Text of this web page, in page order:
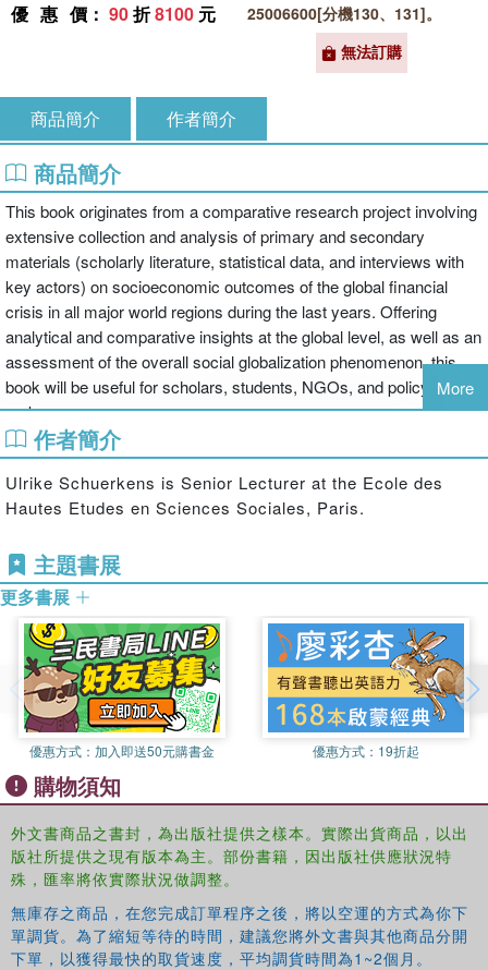
優惠價 ： 90折8100 元
25006600[分機130、131]。
無法訂購
商品簡介 作者簡介
商品簡介
This book originates from a comparative research project involving
extensive collection and analysis of primary and secondary
materials (scholarly literature, statistical data, and interviews with
key actors) on socioeconomic outcomes of the global financial
crisis in all major world regions during the last years. Offering
analytical and comparative insights at the global level, as well as an
assessment of the overall social globalization phenomenon, this
book will be useful for scholars, students, NGOs, and policy
makers.
More
作者簡介
Ulrike Schuerkens is Senior Lecturer at the Ecole des
Hautes Etudes en Sciences Sociales, Paris.
主題書展
更多書展
優惠方式： 加入即送50元購書金 優惠方式： 19折起
購物須知
外文書商品之書封，為出版社提供之樣本。實際出貨商品，以出
版社所提供之現有版本為主。部份書籍，因出版社供應狀況特
殊，匯率將依實際狀況做調整。
無庫存之商品，在您完成訂單程序之後，將以空運的方式為你下
單調貨。為了縮短等待的時間，建議您將外文書與其他商品分開
下單，以獲得最快的取貨速度，平均調貨時間為1~2個月。